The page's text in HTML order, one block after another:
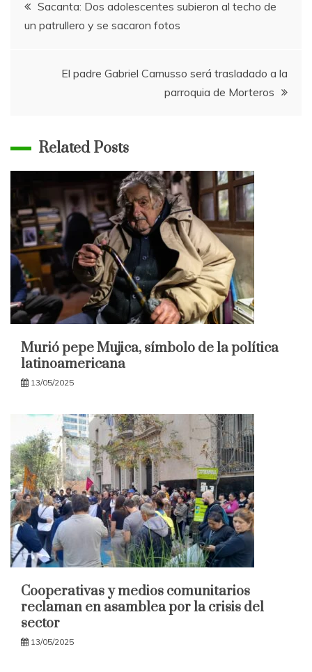
de
entradas
Sacanta: Dos adolescentes subieron al techo de
un patrullero y se sacaron fotos
El padre Gabriel Camusso será trasladado a la
parroquia de Morteros
Related Posts
Murió pepe Mujica, símbolo de la política
latinoamericana
13/05/2025
Cooperativas y medios comunitarios
reclaman en asamblea por la crisis del
sector
13/05/2025